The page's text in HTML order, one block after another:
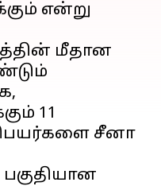
என்று
மீதான
11
பெயர்களை சீனா